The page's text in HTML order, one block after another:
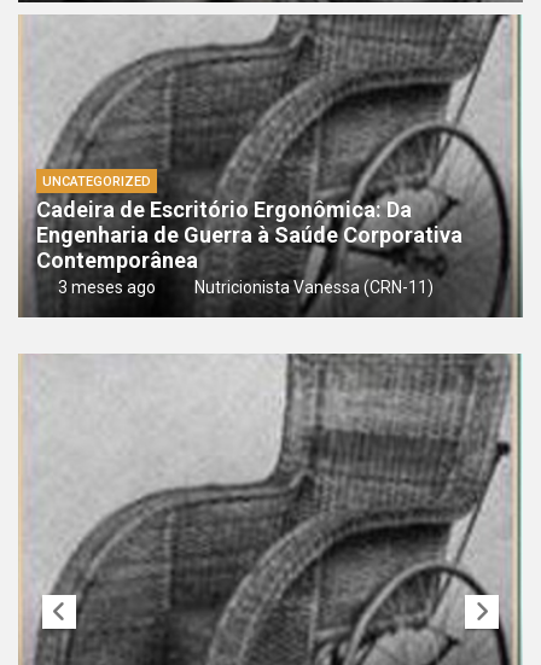
UNCATEGORIZED
Cadeira de Escritório Ergonômica: Da
Engenharia de Guerra à Saúde Corporativa
Contemporânea
3 meses ago Nutricionista Vanessa (CRN-11)